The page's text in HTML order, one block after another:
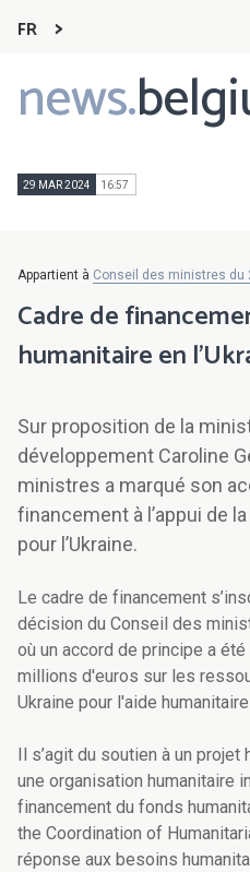
FR
news.
Main
navigation
29 MAR 2024 16:57
Appartient à Conseil des ministres du
Cadre de
humanitaire en
Sur proposition de la
développement Caroline
ministres a marqué son
financement à l’appui de
pour l’Ukraine.
Le cadre de financement
décision du Conseil des
où un accord de principe a
millions d'euros sur les
Ukraine pour l'aide
Il s’agit du soutien à un
une organisation humanitaire
financement du fonds
the Coordination of
réponse aux besoins